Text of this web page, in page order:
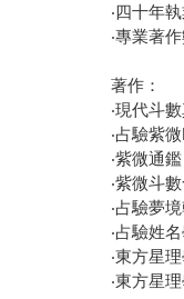
‧四十年
‧專業著
著作：
‧現代斗
‧占驗紫
‧紫微通
‧紫微斗
‧占驗夢
‧占驗姓
‧東方星
‧東方星